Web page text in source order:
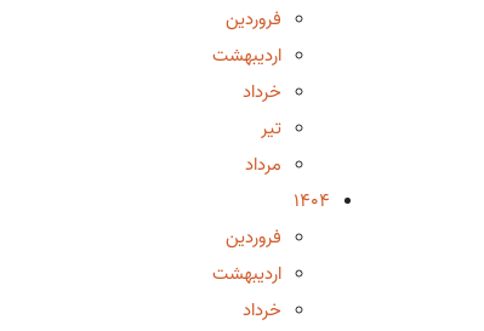
فروردین
اردیبهشت
خرداد
تیر
مرداد
1404
فروردین
اردیبهشت
خرداد